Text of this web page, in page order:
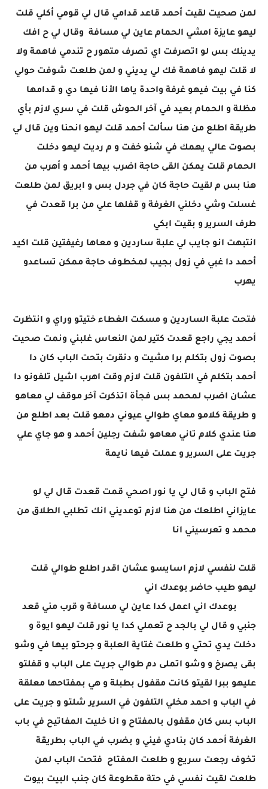
لمن صحيت لقيت أحمد قاعد قدامي قال لي قومي أكلي قلت
ليهو عايزة امشي الحمام عاين لي مسافة وقال لي ح افك
يدينك بس لو اتصرفت اي تصرف متهور ح تندمي فاهمة ولا
لا قلت ليهو فاهمة فك لي يديني و لمن طلعت شوفت حولي
كنا في بيت فيهو غرفة واحدة ياها الأنا فيها دي و قدامها
مظلة و الحمام بعيد في آخر الحوش قلت في سري لازم بأي
طريقة اطلع من هنا سألت أحمد قلت ليهو انحنا وين قال لي
بصوت عالي يهمك في شنو خفت و م رديت ليهو دخلت
الحمام قلت يمكن القى حاجة اضرب بيها أحمد و أهرب من
هنا بس م لقيت حاجة كان في جردل بس و ابريق لمن طلعت
غسلت وشي دخلني الغرفة و قفلها علي من برا قعدت في
طرف السرير و بقيت ابكي
انتبهت انو جايب لي علبة ساردين و معاها رغيفتين قلت اكيد
أحمد دا غبي في زول بجيب لمخطوف حاجة ممكن تساعدو
يهرب
فتحت علبة الساردين و مسكت الغطاء ختيتو وراي و انتظرت
أحمد يجي راجع قعدت كتير لمن النعاس غلبني ونمت صحيت
بصوت زول بتكلم برا مشيت و دنقرت بتحت الباب كان دا
أحمد بتكلم في التلفون قلت لازم وقت اهرب اشيل تلفونو دا
عشان اضرب لمحمد بس فجأة اتذكرت آخر موقف لي معاهو
و طريقة كلامو معاي طوالي عيوني دمعو قلت بعد اطلع من
هنا عندي كلام تاني معاهو شفت رجلين أحمد و هو جاي علي
جريت على السرير و عملت فيها نايمة
فتح الباب و قال لي يا نور اصحي قمت قعدت قال لي لو
عايزاني اطلعك من هنا لازم توعديني انك تطلبي الطلاق من
محمد و تعرسيني انا
قلت لنفسي لازم اسايسو عشان اقدر اطلع طوالي قلت
ليهو طيب حاضر بوعدك اني
​‏​​‏​​‏​​‏​​‏​​‏​​‏​​‏​​‏​​‏​​‏​​‏​​‏​​‏​​‏​​‏​​‏ ​​‏​​‏​​‏​​‏​​‏​​ ​​‏​​‏​​‏​​‏​​‏​​‏​​‏​​‏​​‏​​‏​​‏​​‏​​‏​​‏​​‏​​‏​​ ‏​​‏​​‏​​‏​​‏​​‏​​‏​​‏​​‏​​‏​​‏​​‏​​‏​​‏​​‏​​‏​​‏​ ​‏​​‏​​‏​​‏​​‏​​‏​​‏​​‏​​‏​​‏​​‏​​‏​​‏​​‏​​‏​​‏​​‏ ​​‏​​‏​​‏​​‏​​‏​​‏​​‏​​‏​​‏​​‏​​‏​​‏​​‏​​‏​​‏​​‏​​ ‏​​‏​​‏​​‏​​‏​​‏​​‏​​‏​​‏​​‏​​‏​​‏​​‏​​‏​​‏​​‏​​‏​ ​‏​​‏​​‏​​‏​​‏​​‏​​‏​​‏​​‏​​‏​بوعدك اني اعمل كدا عاين لي مسافة و قرب مني قعد
جنبي و قال لي بالجد ح تعملي كدا يا نور قلت ليهو ايوة و
دخلت يدي تحتي و طلعت غتاية العلبة و جرحتو بيها في وشو
بقى يصرخ و وشو اتملى دم طوالي جريت على الباب و قفلتو
عليهو ببرا لقيتو كانت مقفول بطبلة و هي بمفتاحها معلقة
في الباب و احمد مخلي التلفون في السرير شلتو و جريت على
الباب بس كان مقفول بالمفتاح و انا خليت المفاتيح في باب
الغرفة أحمد كان بنادي فيني و بضرب في الباب بطريقة
تخوف رجعت سريع و طلعت المفتاح فتحت الباب لمن
طلعت لقيت نفسي في حتة مقطوعة كان جنب البيت بيوت